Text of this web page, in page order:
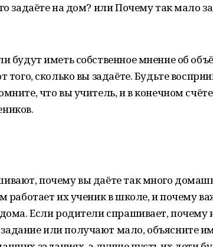
задаёте на дом? или Почему так мало
будут иметь собственное мнение об
того, сколько вы задаёте. Будьте
что вы учитель, и в конечном
почему вы даёте так много
работает их ученик в школе, и почему
Если родители спрашивает, почему
или получают мало, объясните